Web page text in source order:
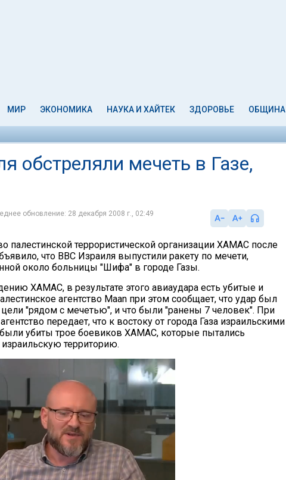
МИР ЭКОНОМИКА НАУКА И ХАЙТЕК ЗДОРОВЬЕ ОБЩИНА
мечеть в Газе,
обновление: 28 декабря 2008 г., 02:49
палестинской террористической организации ХАМАС после
что ВВС Израиля выпустили ракету по мечети,
около больницы "Шифа" в городе Газы.
ХАМАС, в результате этого авиаудара есть убитые и
агентство Maan при этом сообщает, что удар был
цели "рядом с мечетью", и что были "ранены 7 человек". При
передает, что к востоку от города Газа израильскими
убиты трое боевиков ХАМАС, которые пытались
израильскую территорию.